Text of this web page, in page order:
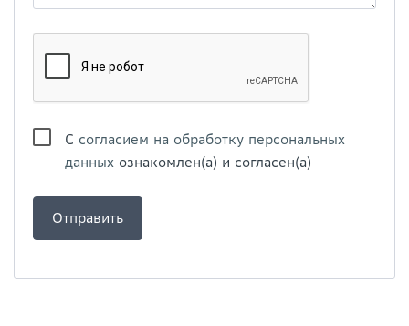
С согласием на обработку персональных
данных ознакомлен(а) и согласен(а)